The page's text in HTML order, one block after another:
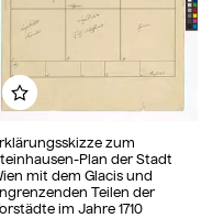
zum
Plan der Stadt
mit dem Glacis und
Teilen der
im Jahre 1710
Zu meinem Album